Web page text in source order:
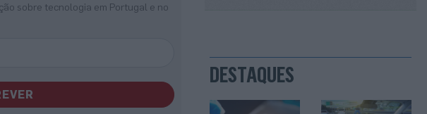
sobre tecnologia em Portugal e no
DESTAQUES